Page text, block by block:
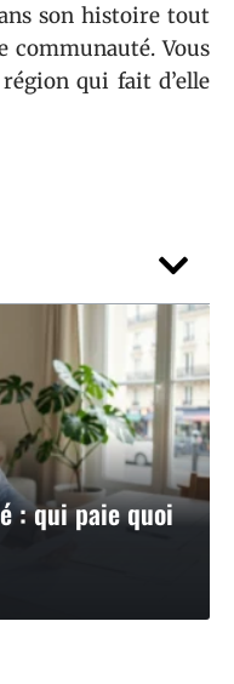
: qui paie quoi
son histoire tout
communauté. Vous
qui fait d’elle